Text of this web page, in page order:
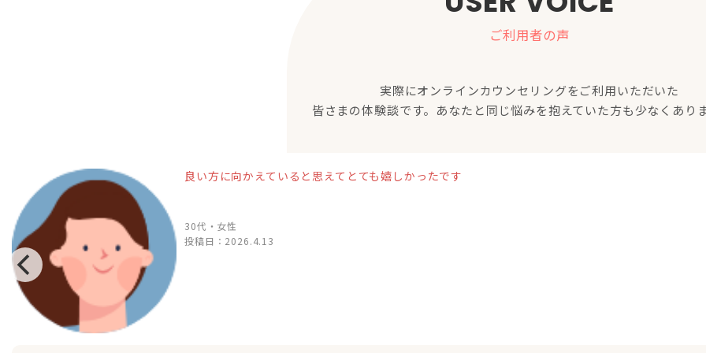
ご利用者の声
実際にオンラインカウンセリングをご利用いただいた
皆さまの体験談です。あなたと同じ悩みを抱えていた方も少なくあり
良い方に向かえていると思えてとても嬉しかったです
30代・女性
投稿日： 2026.4.13